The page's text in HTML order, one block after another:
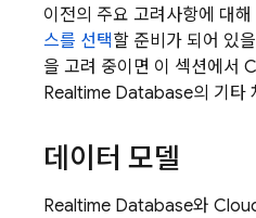
이전의 주요 고려사항에 대
스를 선택할 준비가 되어 있
을 고려 중이면 이 섹션에서
Realtime Database의 기타
데이터 모델
Realtime Database와